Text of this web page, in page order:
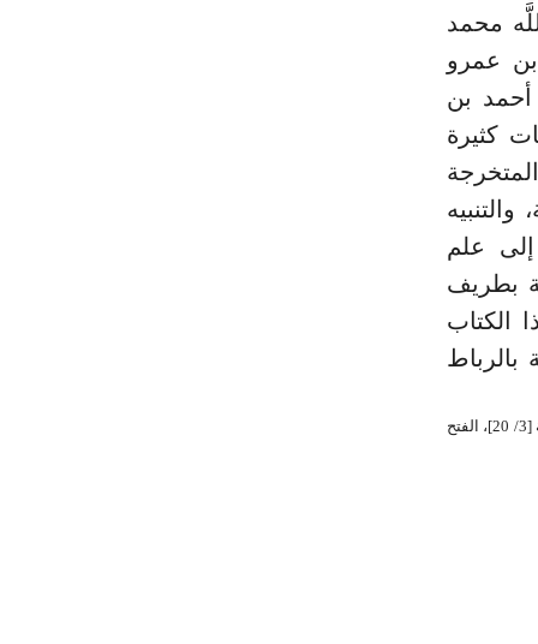
محمد
بن عمرو
أحمد بن
كثيرة
إلى علم
بطريف
الكتاب
بالرباط
_ (¬1) انظر ترجمته في: نفح الطيب [5/ 514]، الديباج المذهب [295]، الدرر الكامنة [3/ 446]، الإحاطة [3/ 20]، الفتح